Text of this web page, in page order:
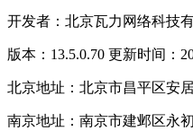
开发者：北京瓦力网络科技
版本：13.5.0.70 更新时间：
北京地址：北京市昌平区安
南京地址：南京市建邺区永